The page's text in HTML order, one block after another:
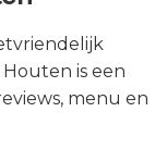
is een
menu en